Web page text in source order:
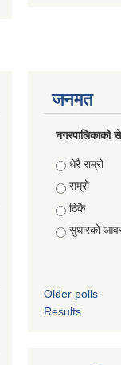
जनमत
नगरपालिकाको
Choices
धेरै राम्रो
राम्रो
ठिकै
सुधारको
Older polls
Results